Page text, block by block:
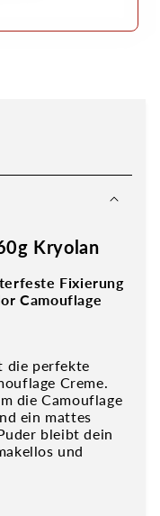
Kryolan
Fixierung
Camouflage
die perfekte
Creme.
die Camouflage
ein mattes
bleibt dein
und